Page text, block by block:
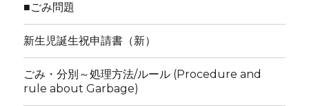
ー
開
■ごみ問題
新生児誕生祝申請書（新）
ごみ・分別～処理方法/ルール (Procedure and
rule about Garbage)